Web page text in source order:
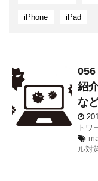
iPhone iPad
056
紹
な
トワ
ル対